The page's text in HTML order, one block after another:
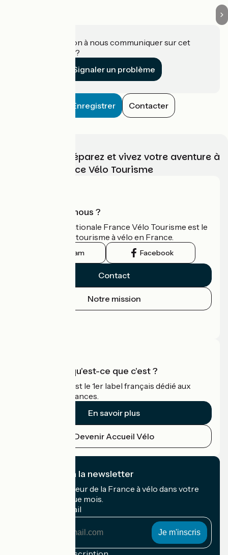
Une information à nous communiquer sur cet
établissement ?
Signaler un problème
Enregistrer Contacter
Choisissez, préparez et vivez votre aventure à
vélo avec France Vélo Tourisme
Qui sommes-nous ?
L'association nationale France Vélo Tourisme est le
guide officiel du tourisme à vélo en France.
Instagram Facebook
Contact
Notre mission
Accueil Vélo qu'est-ce que c'est ?
Accueil Vélo c'est le 1er label français dédié aux
cyclistes en vacances.
En savoir plus
Devenir Accueil Vélo
Je m'abonne à la newsletter
Recevez le meilleur de la France à vélo dans votre
boîte mail chaque mois.
Mon adresse mail